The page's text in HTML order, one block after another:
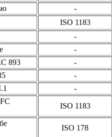
-
ISO 1183
-
-
893
-
-
-
ISO 1183
ISO 178